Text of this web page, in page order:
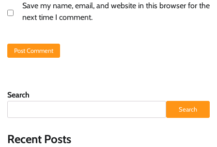
Save my name, email, and website in this browser for the
next time I comment.
Search
Search
Recent Posts